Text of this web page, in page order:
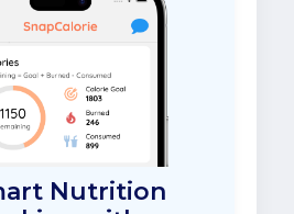
Nutrition